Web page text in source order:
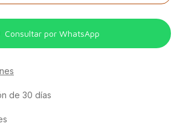
Consultar por WhatsApp
de 30 días